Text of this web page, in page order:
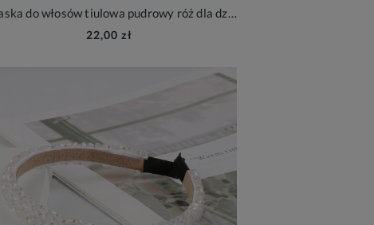
Opaska do włosów tiulowa pudrowy róż dla dziewczynki
22,00 zł